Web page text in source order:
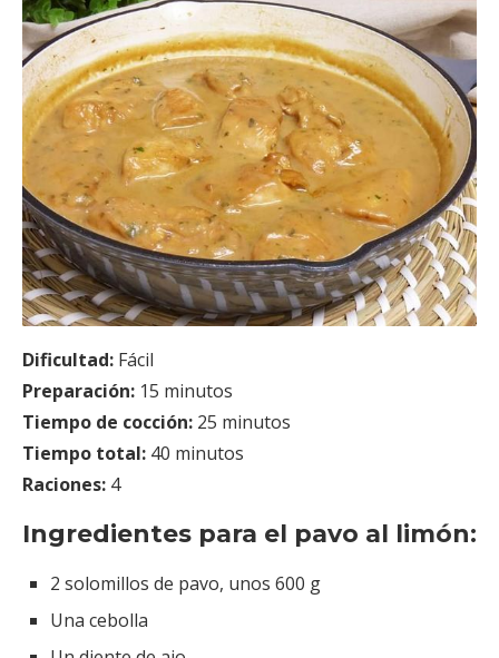
Dificultad: Fácil
Preparación: 15 minutos
Tiempo de cocción: 25 minutos
Tiempo total: 40 minutos
Raciones: 4
Ingredientes para el pavo al limón:
2 solomillos de pavo, unos 600 g
Una cebolla